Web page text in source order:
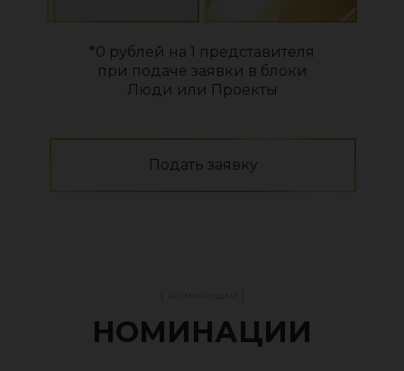
*0 рублей на 1 представителя
при подаче заявки в блоки
Люди или Проекты
Подать заявку
НОМИНАЦИИ